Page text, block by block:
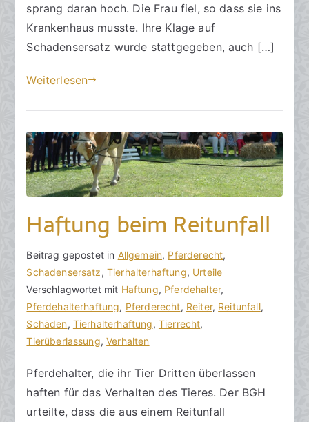
a
n
w
l
n
t
l
c
a
m
2
5
J
n
i
2
0
1
9
e
zu
Bellen
Gartenzaun
sprang daran hoch. Die Frau fiel, so dass sie ins
Krankenhaus musste. Ihre Klage auf
Schadensersatz wurde stattgegeben, auch […]
Weiterlesen
Haftung beim Reitunfall
V
o
n
h
o
r
k
R
e
B
e
i
t
r
a
v
e
r
Beitrag gepostet in Allgemein, Pferderecht,
Schadensersatz, Tierhalterhaftung, Urteile
Verschlagwortet mit Haftung, Pferdehalter,
Pferdehalterhaftung, Pferderecht, Reiter, Reitunfall,
Schäden, Tierhalterhaftung, Tierrecht,
Tierüberlassung,Verhalten
K
e
i
n
e
K
m
m
e
Pferdehalter, die ihr Tier Dritten überlassen
haften für das Verhalten des Tieres. Der BGH
urteilte, dass die aus einem Reitunfall